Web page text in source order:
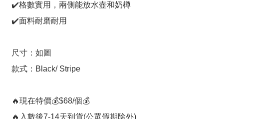
✔️格數實用，兩側能放水壺和奶樽
✔️面料耐磨耐用
尺寸：如圖
款式：Black/ Stripe
🔥現在特價💰$68/個💰
🔥入數後7-14天到貨(公眾假期除外)